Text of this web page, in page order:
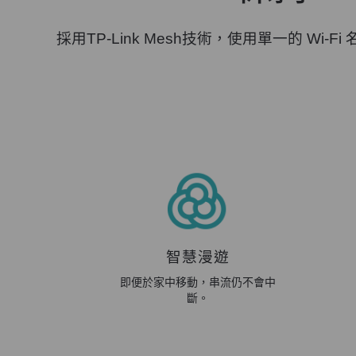
採用TP-Link Mesh技術，使用單一的 Wi-Fi
智慧漫遊
即便於家中移動，串流仍不會中
斷。